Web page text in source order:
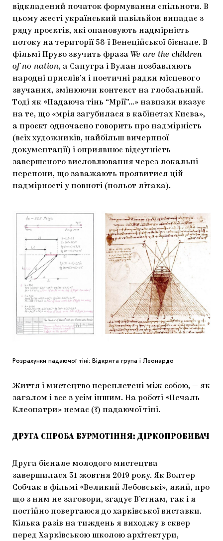
відкладений початок формування спільноти. В
цьому жесті український павільйон випадає з
ряду проєктів, які опановують надмірність
потоку на території 58-ї Венеційської бієнале. В
фільмі Пруво звучить фраза We are the children
of no nation, а Сапутра і Вулан позбавляють
народні прислів’я і поетичні рядки місцевого
звучання, змінюючи контекст на глобальний.
Тоді як «Падаюча тінь “Мрії”…» навпаки вказує
на те, що «мрія загубилася в кабінетах Києва»,
а проєкт одночасно говорить про надмірність
(всіх художників, найбільш вичерпної
документації) і оприявнює відсутність
завершеного висловлювання через локальні
перепони, що заважають проявитися цій
надмірності у повноті (польот літака).
Розрахунки падаючої тіні: Відкрита група і Леонардо
Життя і мистецтво переплетені між собою, — як
загалом і все з усім іншим. На роботі «Печаль
Клеопатри» немає (?) падаючої тіні.
ДРУГА СПРОБА БУРМОТІННЯ: ДІРКОПРОБИВАЧ
Друга бієнале молодого мистецтва
завершилася 31 жовтня 2019 року. Як Волтер
Собчак в фільмі «Великий Лебовські», який, про
що з ним не заговори, згадує В’єтнам, так і я
постійно повертаюся до харківської виставки.
Кілька разів на тиждень я виходжу в сквер
перед Харківською школою архітектури,